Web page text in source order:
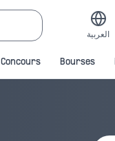
العربية
Concours Bourses